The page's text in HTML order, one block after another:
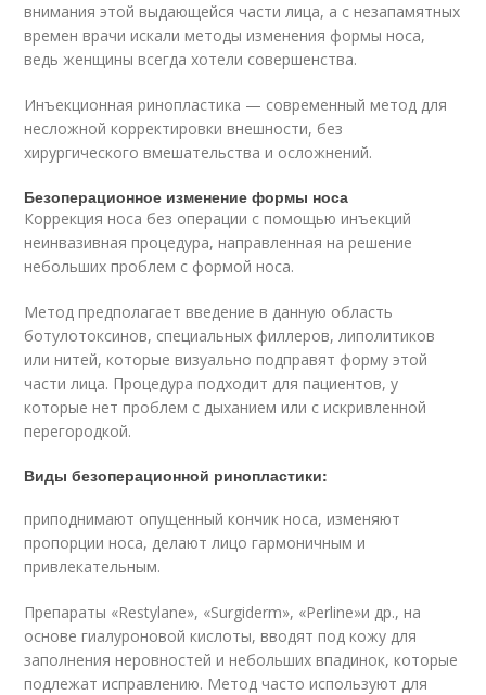
внимания этой выдающейся части лица, а с незапамятных
времен врачи искали методы изменения формы носа,
ведь женщины всегда хотели совершенства.
Инъекционная ринопластика — современный метод для
несложной корректировки внешности, без
хирургического вмешательства и осложнений.
Безоперационное изменение формы носа
Коррекция носа без операции с помощью инъекций
неинвазивная процедура, направленная на решение
небольших проблем с формой носа.
Метод предполагает введение в данную область
ботулотоксинов, специальных филлеров, липолитиков
или нитей, которые визуально подправят форму этой
части лица. Процедура подходит для пациентов, у
которые нет проблем с дыханием или с искривленной
перегородкой.
Виды безоперационной ринопластики:
приподнимают опущенный кончик носа, изменяют
пропорции носа, делают лицо гармоничным и
привлекательным.
Препараты «Restylane», «Surgiderm», «Perline»и др., на
основе гиалуроновой кислоты, вводят под кожу для
заполнения неровностей и небольших впадинок, которые
подлежат исправлению. Метод часто используют для